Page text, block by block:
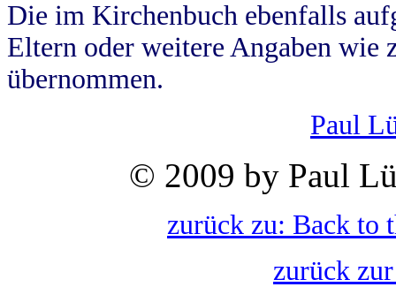
Die im Kirchenbuch ebenfalls
Eltern oder weitere Angaben wie
übernommen.
Paul
© 2009 by Paul
zurück zu: Back to
zurück